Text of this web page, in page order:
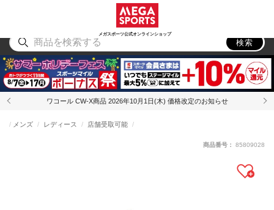
メガスポーツ公式オンラインショップ
アウトドア
検索
ワコール CW-X商品 2026年10月1日(木) 価格改定のお知らせ
メンズ レディース 店舗受取可能
商品番号： 85809028